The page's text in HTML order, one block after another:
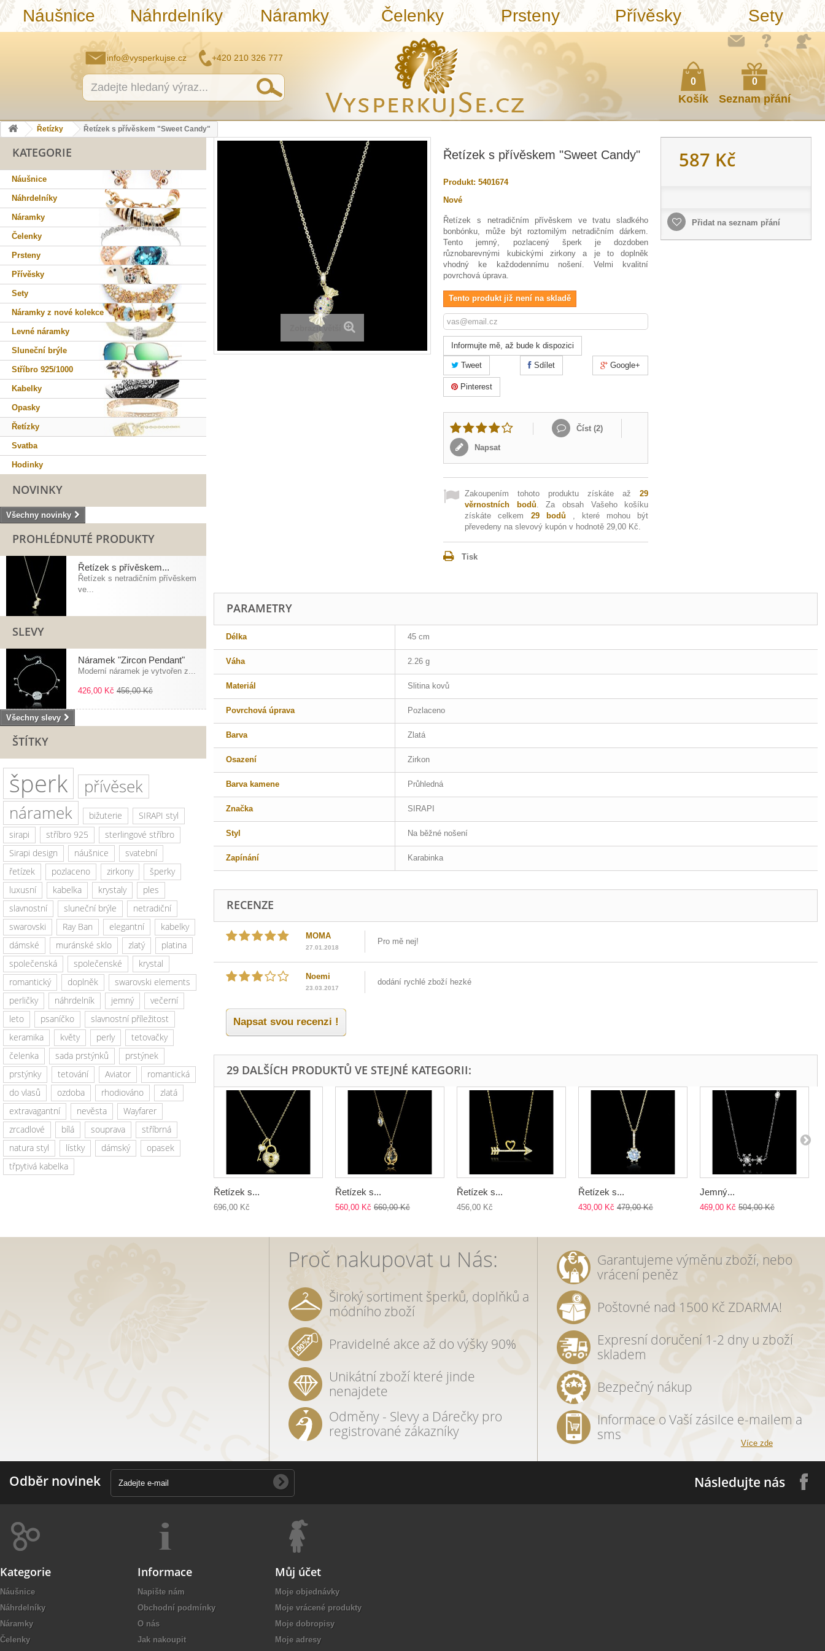
0
Košík
Náušnice Náhrdelníky Náramky Čelenky Prsteny Přívěsky Sety
0
Seznam přání
info@vysperkujse.cz +420 210 326 777
Řetízky Řetízek s přívěskem "Sweet Candy"
KATEGORIE
Náušnice
Náhrdelníky
Náramky
Čelenky
Prsteny
Přívěsky
Sety
Náramky z nové kolekce
Levné náramky
Sluneční brýle
Stříbro 925/1000
Kabelky
Opasky
Řetízky
Svatba
Hodinky
NOVINKY
Všechny novinky
PROHLÉDNUTÉ PRODUKTY
Řetízek s přívěskem...
Řetízek s netradičním přívěskem
ve...
SLEVY
Náramek "Zircon Pendant"
Moderní náramek je vytvořen z...
426,00 Kč 456,00 Kč
Všechny slevy
ŠTÍTKY
šperk
přívěsek
náramek
bižuterie
SIRAPI styl
sirapi
stříbro 925
sterlingové stříbro
Sirapi design
náušnice
svatební
řetízek
pozlaceno zirkony
šperky
luxusní
kabelka krystaly
ples
slavnostní
sluneční brýle
netradiční
swarovski
Ray Ban elegantní
kabelky
dámské
muránské sklo zlatý
platina
společenská
společenské
krystal
romantický
doplněk
swarovski elements
perličky
náhrdelník jemný
večerní
leto
psaníčko
slavnostní příležitost
keramika
květy perly
tetovačky
čelenka
sada prstýnků
prstýnek
prstýnky
tetování Aviator
romantická
do vlasů
ozdoba rhodiováno
zlatá
extravagantní
nevěsta
Wayfarer
zrcadlové
bílá souprava
stříbrná
natura styl
lístky dámský
opasek
třpytivá kabelka
Zobrazit větší
Řetízek s přívěskem "Sweet Candy"
Produkt: 5401674
Nové
Řetízek s netradičním přívěskem ve tvatu sladkého
bonbónku, může být roztomilým netradičním dárkem.
Tento jemný, pozlacený šperk je dozdoben
různobarevnými kubickými zirkony a je to doplněk
vhodný ke každodennímu nošení. Velmi kvalitní
povrchová úprava.
Tento produkt již není na skladě
Informujte mě, až bude k dispozici
Tweet Sdílet Google+
Pinterest
Číst (2)
Napsat
Zakoupením tohoto produktu získáte až29
věrnostních bodů. Za obsah Vašeho košíku
získáte celkem 29bodů , které mohou být
převedeny na slevový kupón v hodnotě29,00 Kč.
Tisk
587 Kč
Přidat na seznam přání
PARAMETRY
Délka 45 cm
Váha 2.26 g
Materiál Slitina kovů
Povrchová úprava Pozlaceno
Barva Zlatá
Osazení Zirkon
Barva kamene Průhledná
Značka SIRAPI
Styl Na běžné nošení
Zapínání Karabinka
RECENZE
MOMA
27.01.2018
Pro mě nej!
Noemi
23.03.2017
dodání rychlé zboží hezké
Napsat svou recenzi !
29 DALŠÍCH PRODUKTŮ VE STEJNÉ KATEGORII:
Řetízek s...
696,00 Kč
Řetízek s...
560,00 Kč 660,00 Kč
Řetízek s...
456,00 Kč
Řetízek s...
430,00 Kč 479,00 Kč
Jemný...
469,00 Kč 504,00 Kč
Proč nakupovat u Nás:
Široký sortiment šperků, doplňků a
módního zboží
Pravidelné akce až do výšky 90%
Unikátní zboží které jinde
nenajdete
Odměny - Slevy a Dárečky pro
registrované zákazníky
Garantujeme výměnu zboží, nebo
vrácení peněz
Poštovné nad 1500 Kč ZDARMA!
Expresní doručení 1-2 dny u zboží
skladem
Bezpečný nákup
Informace o Vaší zásilce e-mailem a
sms
Více zde
Odběr novinek Následujte nás
Kategorie
Náušnice
Náhrdelníky
Náramky
Čelenky
Informace
Napište nám
Obchodní podmínky
O nás
Jak nakoupit
Můj účet
Moje objednávky
Moje vrácené produkty
Moje dobropisy
Moje adresy